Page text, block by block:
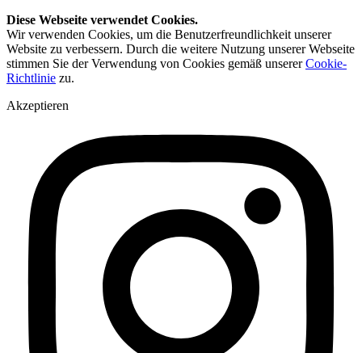
Diese Webseite verwendet Cookies.
Wir verwenden Cookies, um die Benutzerfreundlichkeit unserer
Website zu verbessern. Durch die weitere Nutzung unserer Webseite
stimmen Sie der Verwendung von Cookies gemäß unsererCookie-
Richtlinie zu.
Akzeptieren